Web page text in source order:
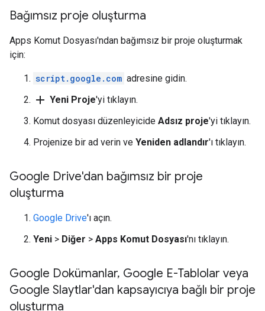
Bağımsız proje oluşturma
Apps Komut Dosyası'ndan bağımsız bir proje oluşturmak
için:
script.google.com adresine gidin.
add Yeni Proje'yi tıklayın.
Komut dosyası düzenleyicide Adsız proje'yi tıklayın.
Projenize bir ad verin ve Yeniden adlandır'ı tıklayın.
Google Drive'dan bağımsız bir proje
oluşturma
Google Drive'ı açın.
Yeni > Diğer > Apps Komut Dosyası'nı tıklayın.
Google Dokümanlar, Google E-Tablolar veya
Google Slaytlar'dan kapsayıcıya bağlı bir proje
oluşturma